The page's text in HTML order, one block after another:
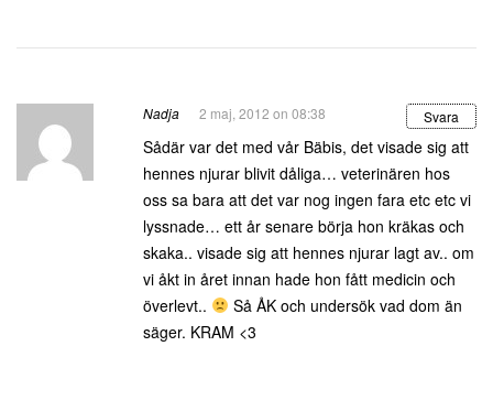
Nadja 2 maj, 2012 on 08:38 Svara
Sådär var det med vår Bäbis, det visade sig att
hennes njurar blivit dåliga… veterinären hos
oss sa bara att det var nog ingen fara etc etc vi
lyssnade… ett år senare börja hon kräkas och
skaka.. visade sig att hennes njurar lagt av.. om
vi åkt in året innan hade hon fått medicin och
överlevt..
Så ÅK och undersök vad dom än
säger. KRAM <3